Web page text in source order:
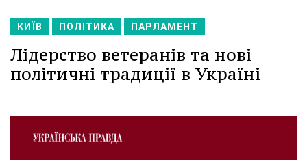
КИЇВ ПОЛІТИКА ПАРЛАМЕНТ
Лідерство ветеранів та нові
політичні традиції в Україні